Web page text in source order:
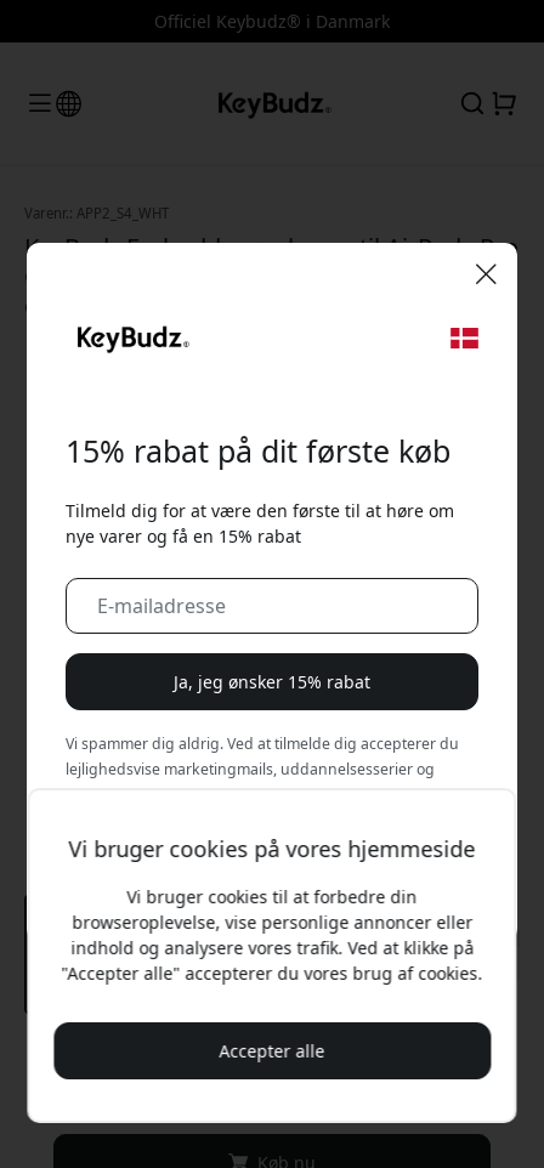
Officiel Keybudz® i Danmark
Varenr.: APP2_S4_WHT
KeyBudz Earbuddyz ørekroge til AirPods Pro
Gen 2 med premiumsilicone og
opbevaringspose for sikker pasform - Hvid
Anbefalet pris
169 DKK
Køb nu
Vi bruger cookies på vores hjemmeside
Vi bruger cookies til at forbedre din
browseroplevelse, vise personlige annoncer eller
indhold og analysere vores trafik. Ved at klikke på
"Accepter alle" accepterer du vores brug af cookies.
Accepter alle
15% rabat på dit første køb
Tilmeld dig for at være den første til at høre om
nye varer og få en 15% rabat
Ja, jeg ønsker 15% rabat
Vi spammer dig aldrig. Ved at tilmelde dig accepterer du
lejlighedsvise marketingmails, uddannelsesserier og
Nej, jeg vil hellere betale fuld pris.
Brug denne kode ved kassen for at få 15% rabat.